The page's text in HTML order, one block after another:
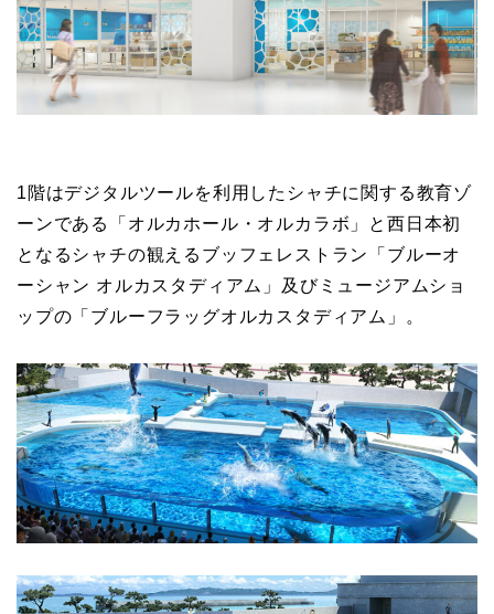
1階はデジタルツールを利用したシャチに関する教育ゾ
ーンである「オルカホール・オルカラボ」と西日本初
となるシャチの観えるブッフェレストラン「ブルーオ
ーシャン オルカスタディアム」及びミュージアムショ
ップの「ブルーフラッグオルカスタディアム」。